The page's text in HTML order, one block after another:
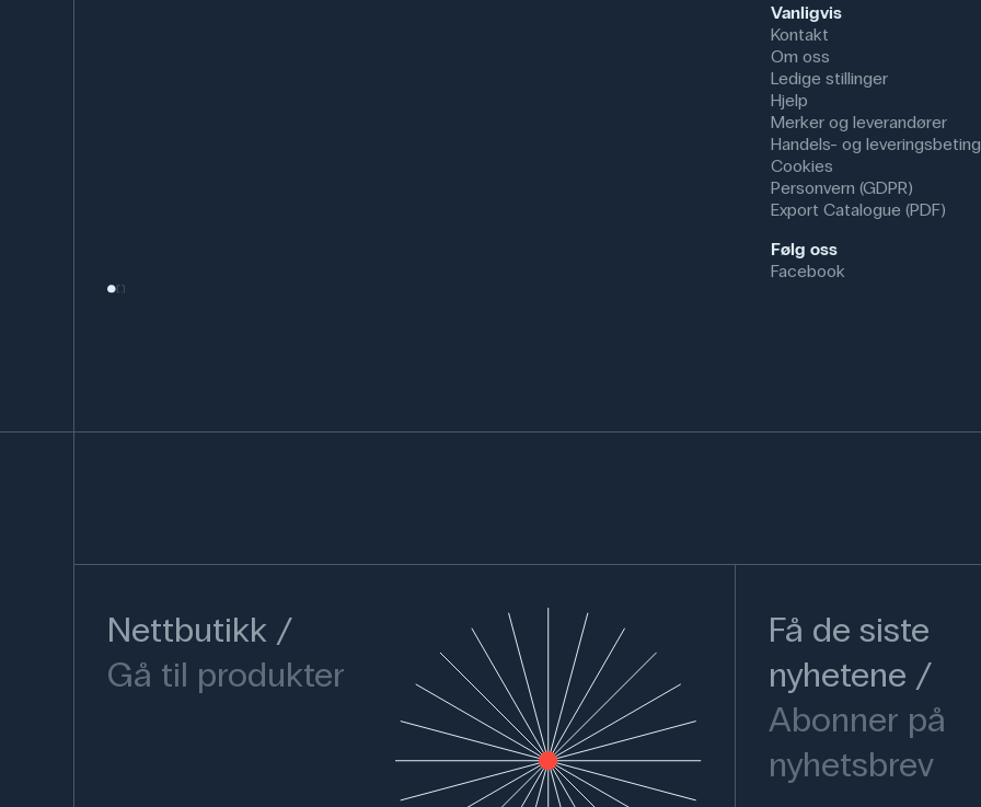
Dimensioner: (l) 50 m
Materiale: Papir, Polypropylen
Vanligvis
Kontakt
Om oss
Ledige stillinger
Hjelp
Merker og leverandører
Handels- og
Cookies
Personvern (GDPR)
Export Catalogue (PDF)
Følg oss
Facebook
Nettbutikk
Gå til produkter
Få de siste
nyhetene
Abonner på
nyhetsbrev